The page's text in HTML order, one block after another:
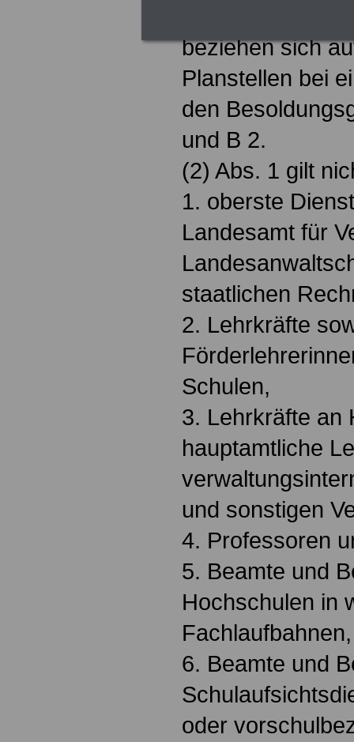
beziehen sich
Planstellen bei
den
und B 2.
(2) Abs. 1 gilt
1. oberste
Landesamt für
staatlichen
2. Lehrkräfte
Schulen,
3. Lehrkräfte an
hauptamtliche
und sonstigen
4. Professoren
5. Beamte und
Hochschulen in
Fachlaufbahnen,
6. Beamte und
oder